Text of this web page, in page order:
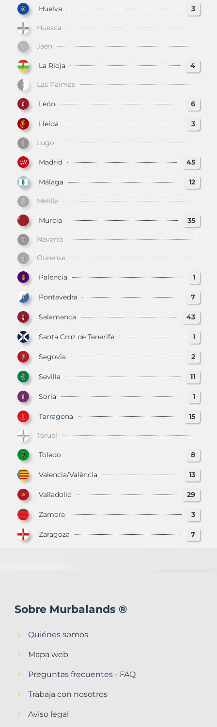
Huelva 3
Huesca
Jaén
La Rioja 4
Las Palmas
León 6
Lleida 3
Lugo
Madrid 45
Málaga 12
Melilla
Murcia 35
Navarra
Ourense
Palencia 1
Pontevedra 7
Salamanca 43
Santa Cruz de Tenerife 1
Segovia 2
Sevilla 11
Soria 1
Tarragona 15
Teruel
Toledo 8
Valencia/València 13
Valladolid 29
Zamora 3
Zaragoza 7
Sobre Murbalands ®
Quiénes somos
Mapa web
Preguntas frecuentes - FAQ
Trabaja con nosotros
Aviso legal